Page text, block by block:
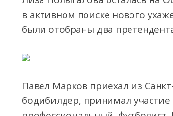
в активном поиске нового
были отобраны два
Павел Марков приехал из
бодибилдер, принимал